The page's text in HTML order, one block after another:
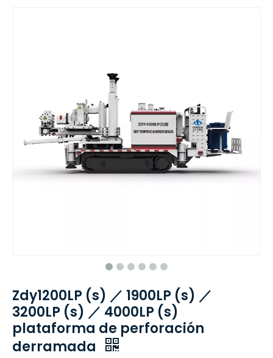
Zdy1200LP (s) ／ 1900LP (s) ／
3200LP (s) ／ 4000LP (s)
plataforma de perforación
derramada